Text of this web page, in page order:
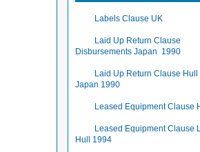
Labels Clause UK
Laid Up Return Clause
Disbursements Japan 1990
Laid Up Return Clause Hull
Japan 1990
Leased Equipment Clause
Leased Equipment Clause
Hull 1994